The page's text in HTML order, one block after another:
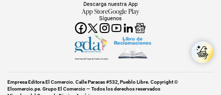
Síguenos
Descarga nuestra App
App StoreGoogle Play
Miembro del Grupo de Diarios América
Empresa Editora El Comercio. Calle Paracas #532, Pueblo Libre. Copyright ©
Elcomercio.pe. Grupo El Comercio — Todos los derechos reservados